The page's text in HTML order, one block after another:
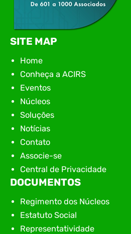
SITE MAP
Home
Conheça a ACIRS
Eventos
Núcleos
Soluções
Notícias
Contato
Associe-se
Central de Privacidade
DOCUMENTOS
Regimento dos Núcleos
Estatuto Social
Representatividade